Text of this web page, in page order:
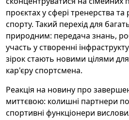
проєктах у сфері тренерства
спорту. Такий перехід для
природним: передача знань,
участь у створенні
зірок стають новими цілями
кар'єру спортсмена.
Реакція на новину про
миттєвою: колишні партнери
спортивні функціонери